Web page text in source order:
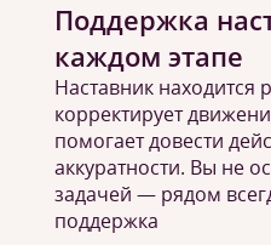
Поддержка
каждом этапе
Наставник находится
корректирует
помогает довести
аккуратности. Вы не
задачей — рядом
поддержка